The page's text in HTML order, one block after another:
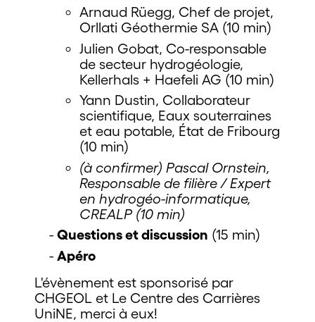
Arnaud Rüegg, Chef de projet,
Orllati Géothermie SA (10 min)
Julien Gobat, Co-responsable
de secteur hydrogéologie,
Kellerhals + Haefeli AG (10 min)
Yann Dustin, Collaborateur
scientifique, Eaux souterraines
et eau potable, État de Fribourg
(10 min)
(à confirmer) Pascal Ornstein,
Responsable de filière / Expert
en hydrogéo-informatique,
CREALP (10 min)
Questions et discussion (15 min)
Apéro
L'évènement est sponsorisé par
CHGEOL et Le Centre des Carrières
UniNE, merci à eux!